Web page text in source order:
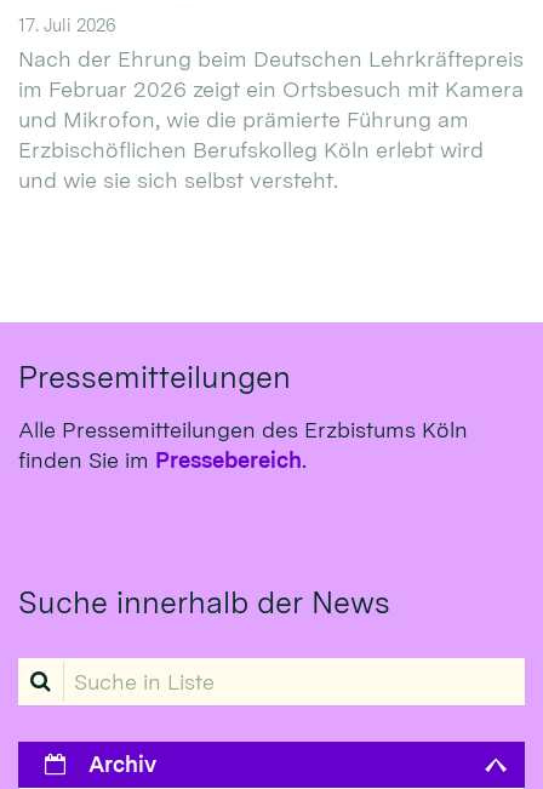
17. Juli 2026
Nach der Ehrung beim Deutschen Lehrkräftepreis
im Februar 2026 zeigt ein Ortsbesuch mit Kamera
und Mikrofon, wie die prämierte Führung am
Erzbischöflichen Berufskolleg Köln erlebt wird
und wie sie sich selbst versteht.
Pressemitteilungen
Alle Pressemitteilungen des Erzbistums Köln
finden Sie im Pressebereich.
Suche innerhalb der News
Suche in Liste
Archiv